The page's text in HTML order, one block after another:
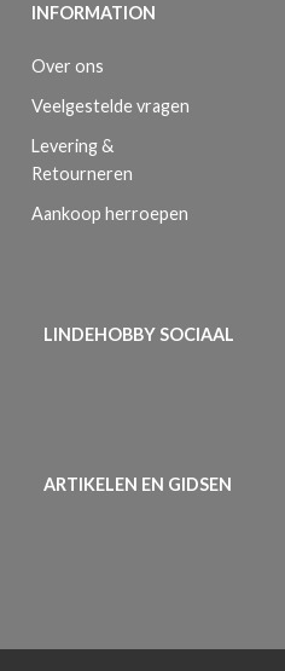
INFORMATION
Over ons
Veelgestelde vragen
Levering &
Retourneren
Aankoop herroepen
LINDEHOBBY SOCIAAL
ARTIKELEN EN GIDSEN